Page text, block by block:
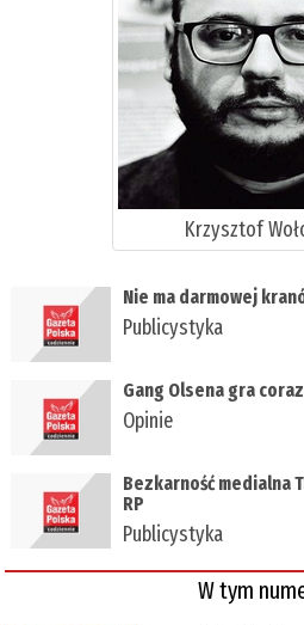
Krzysztof
Nie ma darmowej
Publicystyka
Gang Olsena gra
Opinie
Bezkarność medialna
RP
Publicystyka
W tym